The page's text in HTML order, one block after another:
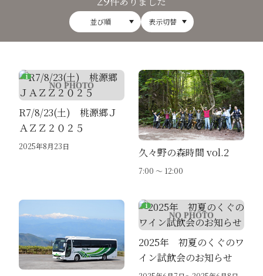
並び順 表示切替
R7/8/23(土) 桃源郷Ｊ
ＡＺＺ２０２５
2025年8月23日 久々野の森時間 vol.2
7:00 〜 12:00
2025年 初夏のくぐのワ
イン試飲会のお知らせ